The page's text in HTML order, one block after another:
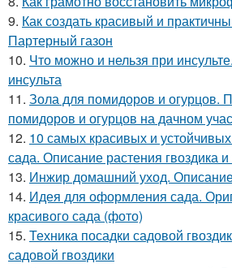
9. Как создать красивый и
Партерный газон
10. Что можно и нельзя при
инсульта
11. Зола для помидоров и огурцов.
помидоров и огурцов на дачном
12. 10 самых красивых и
сада. Описание растения гвоздика и
13. Инжир домашний уход.
14. Идея для оформления сада.
красивого сада (фото)
15. Техника посадки садовой
садовой гвоздики